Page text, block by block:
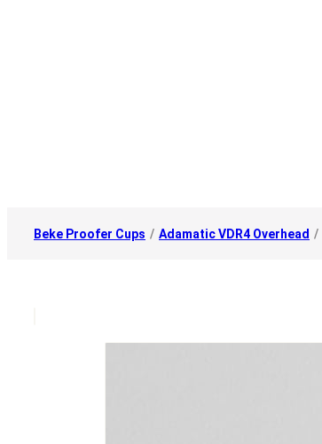
Beke Proofer Cups / Adamatic VDR4 Overhead /